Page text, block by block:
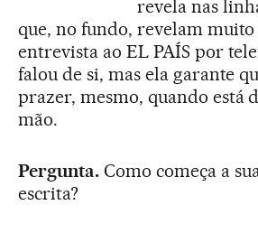
revela nas
que, no fundo, revelam muito
entrevista ao EL PAÍS por
falou de si, mas ela garante
prazer, mesmo, quando está
mão.
Pergunta. Como começa a
escrita?